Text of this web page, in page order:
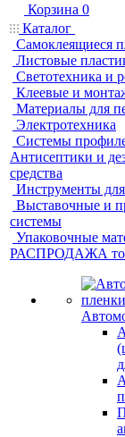
Корзина 0
Каталог
Самоклеящиеся
Листовые
Светотехника и
Клеевые и
Материалы для
Электротехника
Системы
Антисептики и
средства
Инструменты
Выставочные и
системы
Упаковочные
РАСПРОДАЖА